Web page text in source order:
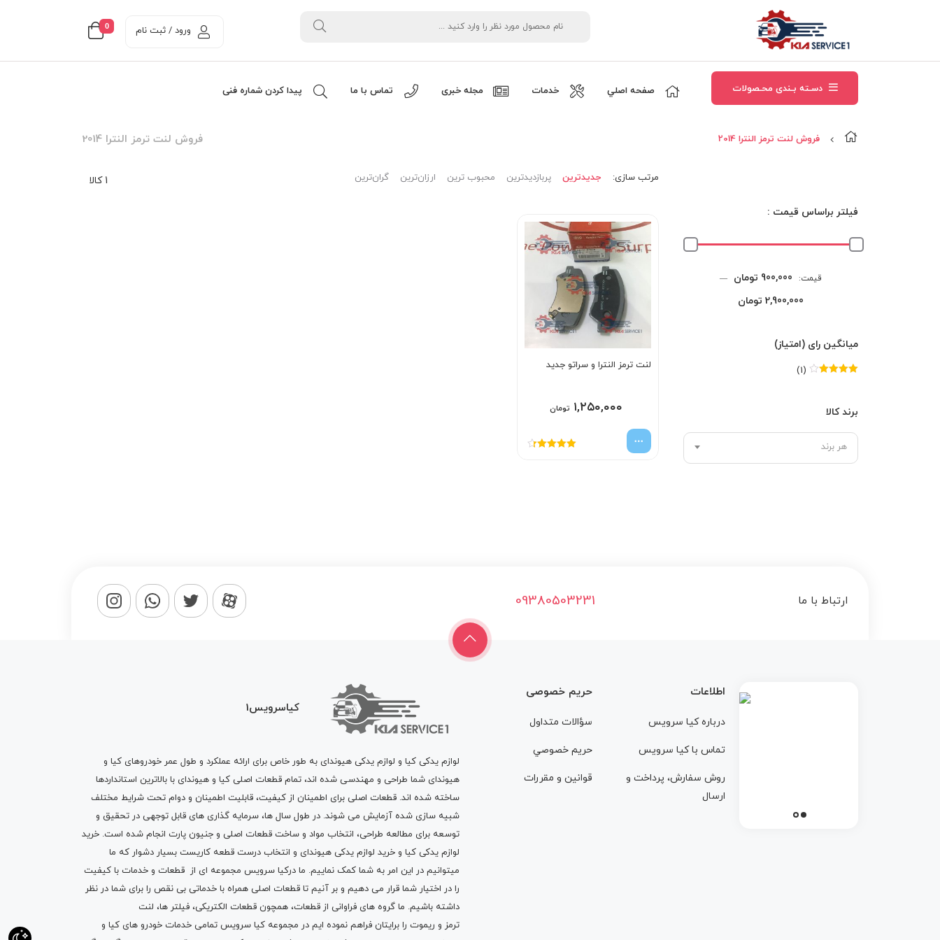
0 ورود / ثبت نام
دسـته بـندی محـصولات صفحه اصلي خدمات مجله خبری تماس با ما پیدا کردن شماره فنی
فروش لنت ترمز النترا 2014 فروش لنت ترمز النترا 2014
فیلتر براساس قیمت :
حداقل
قیمت
حداکثر
قیمت
قیمت: 900,000 تومان —
2,900,000 تومان
میانگین رای (امتیاز)
(1)
برند کالا
هر برند
1 کالا مرتب‌ سازی: جدیدترین پربازدیدترین محبوب ترین ارزان‌ترین گران‌ترین
لنت ترمز النترا و سراتو جدید
۱,۲۵۰,۰۰۰ تومان
ارتباط با ما 09380503231
اطلاعات
درباره کيا سرويس
تماس با کيا سرويس
روش سفارش، پرداخت و
ارسال
حریم خصوصی
سؤالات متداول
حريم خصوصي
قوانين و مقررات
کیاسرویس1
لوازم یدکی کیا و لوازم یدکی هیوندای به طور خاص برای ارائه عملکرد و طول عمر خودروهای کیا و
هیوندای شما طراحی و مهندسی شده اند، تمام قطعات اصلی کیا و هیوندای با بالاترین استانداردها
ساخته شده اند. قطعات اصلی برای اطمینان از کیفیت، قابلیت اطمینان و دوام تحت شرایط مختلف
شبیه سازی شده آزمایش می شوند. در طول سال ها، سرمایه گذاری های قابل توجهی در تحقیق و
توسعه برای مطالعه طراحی، انتخاب مواد و ساخت قطعات اصلی و جنیون پارت انجام شده است. خرید
لوازم یدکی کیا و خرید لوازم یدکی هیوندای و انتخاب درست قطعه کاریست بسیار دشوار که ما
میتوانیم در این امر به شما کمک نماییم. ما درکیا سرویس مجموعه ای از قطعات و خدمات با کیفیت
را در اختیار شما قرار می دهیم و بر آنیم تا قطعات اصلی همراه با خدماتی بی نقص را برای شما در نظر
داشته باشیم. ما گروه های فراوانی از قطعات، همچون قطعات الکتریکی، فیلتر ها، لنت
ترمز و ریموت را برایتان فراهم نموده ایم در مجموعه کیا سرویس تمامی خدمات خودرو های کیا و